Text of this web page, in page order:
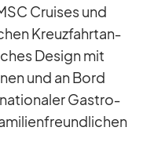
Crui­ses und
Kreuz­fahrt­an­
De­sign mit
und an Bord
Gas­tro­